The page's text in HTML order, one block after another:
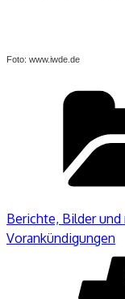
Foto: www.iwde.de
Berichte, Bilder und
Vorankündigungen